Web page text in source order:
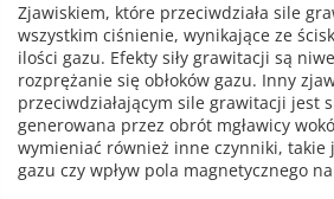
Zjawiskiem, które przeciwdziała sile
wszystkim ciśnienie, wynikające ze
ilości gazu. Efekty siły grawitacji są
rozprężanie się obłoków gazu. Inny
przeciwdziałającym sile grawitacji jest
generowana przez obrót mgławicy
wymieniać również inne czynniki,
gazu czy wpływ pola magnetycznego